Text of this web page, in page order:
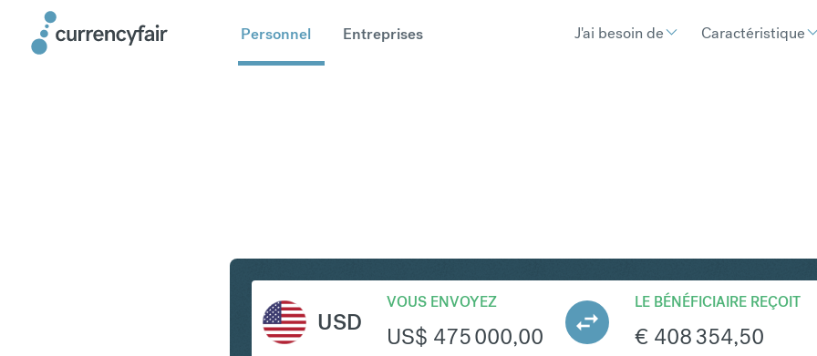
Personnel Entreprises J'ai besoin de Caractéristique
USD
VOUS ENVOYEZ
US$ 475 000,00
LE BÉNÉFICIAIRE REÇOIT
€ 408 354,50